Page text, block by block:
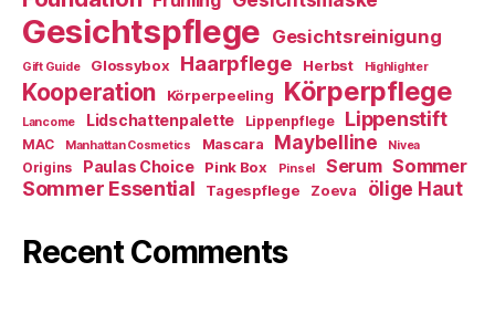
Gesichtspflege Gesichtsreinigung
Gift Guide Glossybox Haarpflege Herbst Highlighter
Kooperation Körperpeeling Körperpflege
Lancome Lidschattenpalette Lippenpflege Lippenstift
MAC Manhattan Cosmetics Mascara Maybelline Nivea
Origins Paulas Choice Pink Box Pinsel Serum Sommer
Sommer Essential Tagespflege Zoeva ölige Haut
Recent Comments